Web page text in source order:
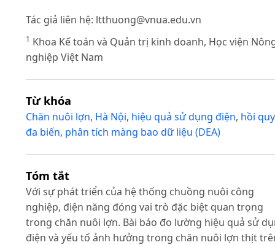
Tác giả liên hệ: ltthuong@vnua.edu.vn
1 Khoa Kế toán và Quản trị kinh doanh, Học viện
nghiệp Việt Nam
Từ khóa
Chăn nuôi lợn, Hà Nội, hiệu quả sử dụng điện, hồi quy
đa biến, phân tích màng bao dữ liệu (DEA)
Tóm tắt
Với sự phát triển của hệ thống chuồng nuôi công
nghiệp, điện năng đóng vai trò đặc biệt quan trọng
trong chăn nuôi lợn. Bài báo đo lường hiệu quả sử
điện và yếu tố ảnh hưởng trong chăn nuôi lợn thịt